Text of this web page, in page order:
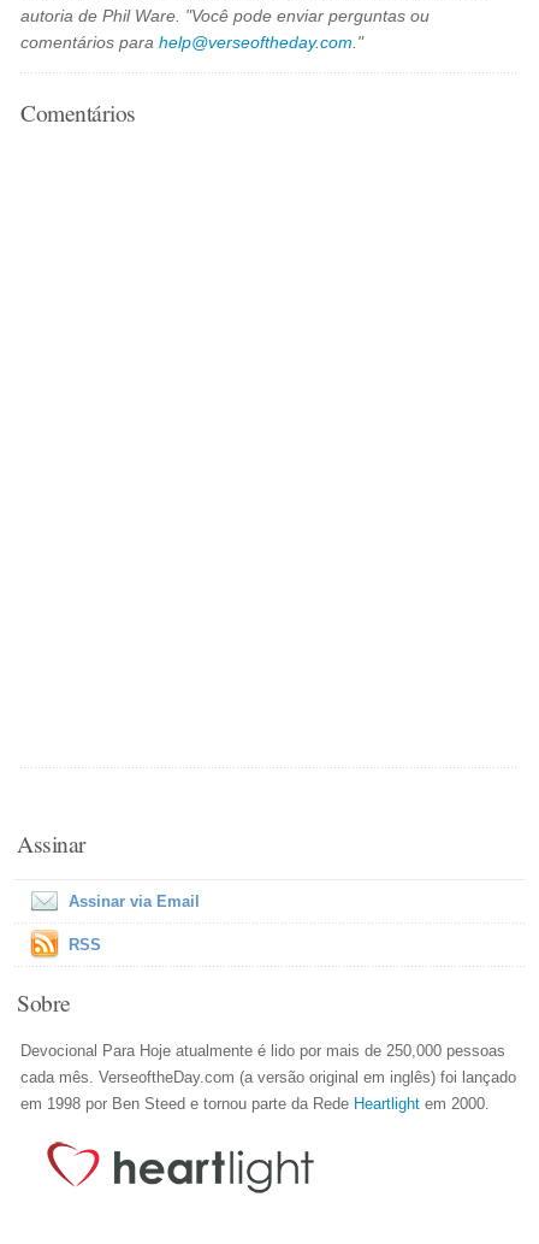
autoria de Phil Ware. "Você pode enviar perguntas ou
comentários parahelp@verseoftheday.com ."
Comentários
Assinar
Assinar via Email
RSS
Sobre
Devocional Para Hoje atualmente é lido por mais de 250,000 pessoas
cada mês. VerseoftheDay.com (a versão original em inglês) foi lançado
em 1998 por Ben Steed e tornou parte da Rede Heartlight em 2000.